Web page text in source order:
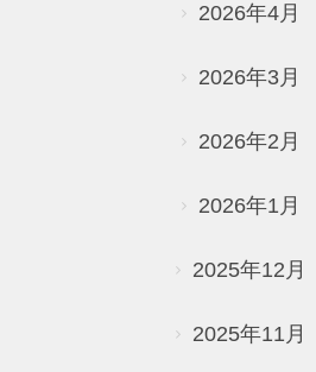
2026年4月
2026年3月
2026年2月
2026年1月
2025年12月
2025年11月